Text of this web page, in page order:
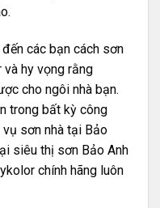
các bạn cách sơn
hy vọng rằng
cho ngôi nhà bạn.
trong bất kỳ công
sơn nhà tại Bảo
siêu thị sơn Bảo Anh
chính hãng luôn